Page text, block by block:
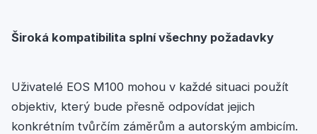
Široká kompatibilita splní všechny požadavky
Uživatelé EOS M100 mohou v každé situaci použít
objektiv, který bude přesně odpovídat jejich
konkrétním tvůrčím záměrům a autorským ambicím.